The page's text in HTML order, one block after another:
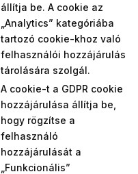
állítja be. A cookie az
„Analytics” kategóriába
tartozó cookie-khoz való
felhasználói hozzájárulás
tárolására szolgál.
A cookie-t a GDPR cookie
hozzájárulása állítja be,
hogy rögzítse a
felhasználó
hozzájárulását a
„Funkcionális”